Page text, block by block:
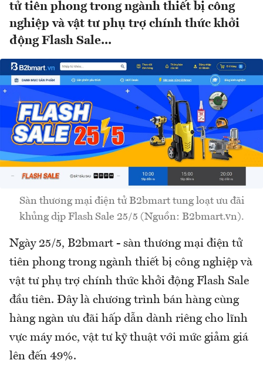
tử tiên phong trong ngành thiết bị công
nghiệp và vật tư phụ trợ chính thức khởi
động Flash Sale...
Sàn thương mại điện tử B2bmart tung loạt ưu đãi
khủng dịp Flash Sale 25/5 (Nguồn: B2bmart.vn).
Ngày 25/5, B2bmart - sàn thương mại điện tử
tiên phong trong ngành thiết bị công nghiệp và
vật tư phụ trợ chính thức khởi động Flash Sale
đầu tiên. Đây là chương trình bán hàng cùng
hàng ngàn ưu đãi hấp dẫn dành riêng cho lĩnh
vực máy móc, vật tư kỹ thuật với mức giảm giá
lên đến 49%.